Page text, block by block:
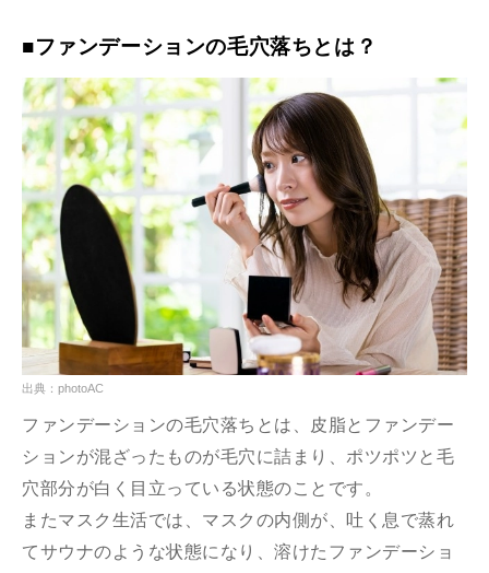
■ファンデーションの毛穴落ちとは？
出典：photoAC
ファンデーションの毛穴落ちとは、皮脂とファンデー
ションが混ざったものが毛穴に詰まり、ポツポツと毛
穴部分が白く目立っている状態のことです。
またマスク生活では、マスクの内側が、吐く息で蒸れ
てサウナのような状態になり、溶けたファンデーショ